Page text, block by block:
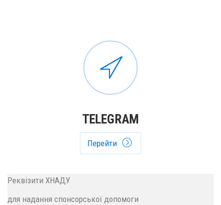
TELEGRAM
Перейти
Реквізити ХНАДУ
для надання спонсорської допомоги